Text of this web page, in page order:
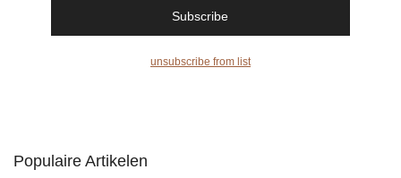
unsubscribe from list
Populaire Artikelen